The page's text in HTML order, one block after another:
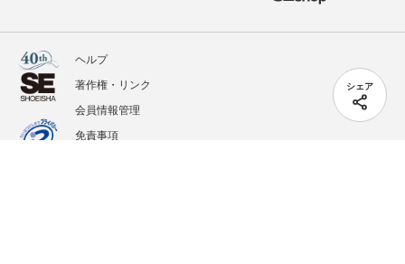
シェア
ヘルプ
著作権・リンク
会員情報管理
免責事項